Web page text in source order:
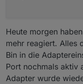
Heute morgen
mehr reagiert. Alles
Bin in die
Port nochmals aktiv
Adapter wurde